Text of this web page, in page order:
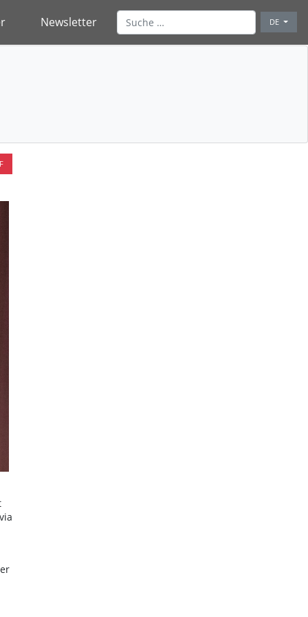
Newsletter DE